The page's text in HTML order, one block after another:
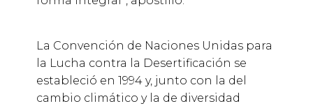
La Convención de Naciones Unidas para
la Lucha contra la Desertificación se
estableció en 1994 y, junto con la del
cambio climático y la de diversidad